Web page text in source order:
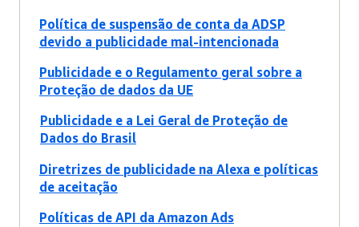
Política de suspensão de conta da ADSP
devido a publicidade mal-intencionada
Publicidade e o Regulamento geral sobre a
Proteção de dados da UE
Publicidade e a Lei Geral de Proteção de
Dados do Brasil
Diretrizes de publicidade na Alexa e políticas
de aceitação
Políticas de API da Amazon Ads